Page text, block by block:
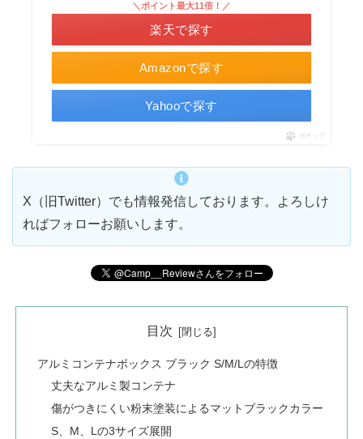
Amazonで探す
＼ポイント最大11倍！／
楽天で探す
Yahooで探す
ポチップ
X（旧Twitter）でも情報発信しております。よろしけ
ればフォローお願いします。
目次
アルミコンテナボックス ブラック S/M/Lの特徴
丈夫なアルミ製コンテナ
傷がつきにくい粉末塗装によるマットブラックカラー
S、M、Lの3サイズ展開